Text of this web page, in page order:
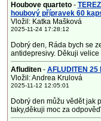
Houbove quarteto-
houbový přípravek 60
Vložil: Katka Mašková
2025-11-24 17:28:12
Dobrý den, Ráda bych se
antidepresivy. Děkuji velice
Afluditen- AFLUDITEN 25
Vložil: Andrea Krulová
2025-11-12 12:05:01
Dobrý den můžu vědět jak
taky,děkuji moc za odpověď